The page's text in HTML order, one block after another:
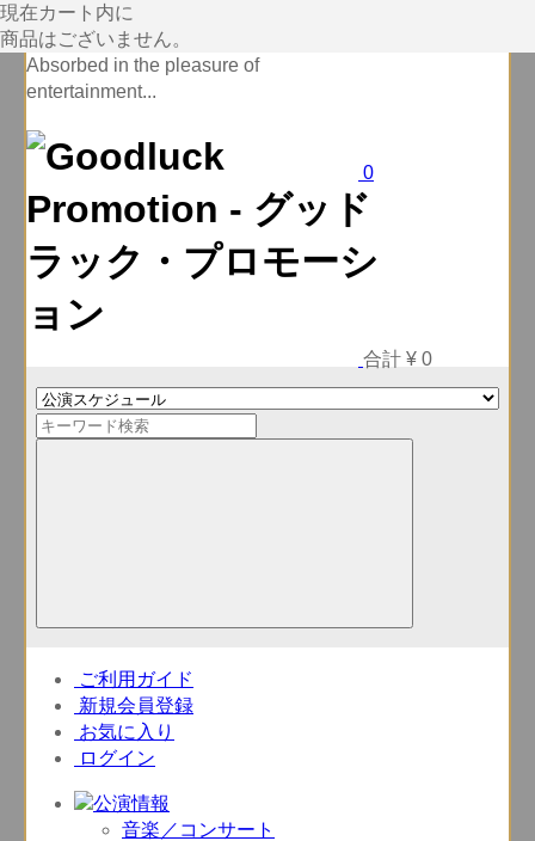
Absorbed in the pleasure of
entertainment...
0
合計 ¥ 0
現在カート内に
商品はございません。
ご利用ガイド
新規会員登録
お気に入り
ログイン
音楽／コンサート